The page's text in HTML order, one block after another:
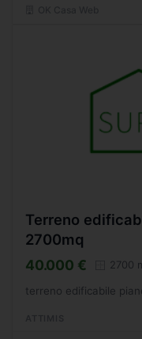
Terreno
2700mq
40.000 € 2700
terreno edificabile